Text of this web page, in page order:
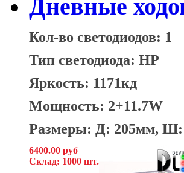
Дневные
Кол-во светодиодов: 1
Тип светодиода: HP
Яркость: 1171кд
Мощность: 2+11.7W
Размеры: Д: 205мм,
6400.00 руб
Склад: 1000 шт.